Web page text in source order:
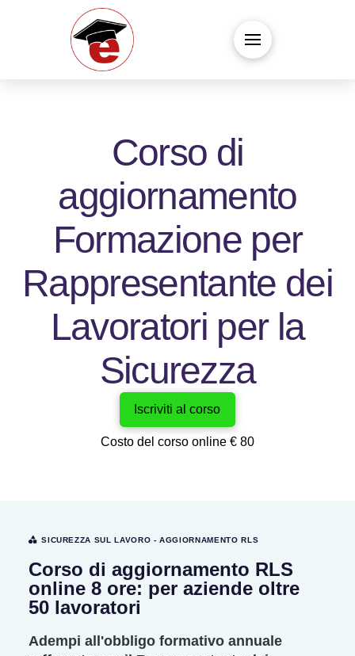
Corso di
aggiornamento
Formazione per
Rappresentante dei
Lavoratori per la
Sicurezza
Iscriviti al corso
Costo del corso online € 80
SICUREZZA SUL LAVORO - AGGIORNAMENTO RLS
Corso di aggiornamento RLS
online 8 ore: per aziende oltre
50 lavoratori
Adempi all'obbligo formativo annuale